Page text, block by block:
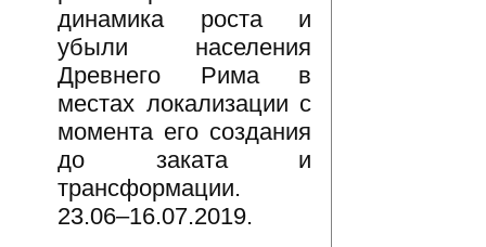
динамика роста и
убыли населения
Древнего Рима в
местах локализации с
момента его создания
до заката и
трансформации.
23.06–16.07.2019.